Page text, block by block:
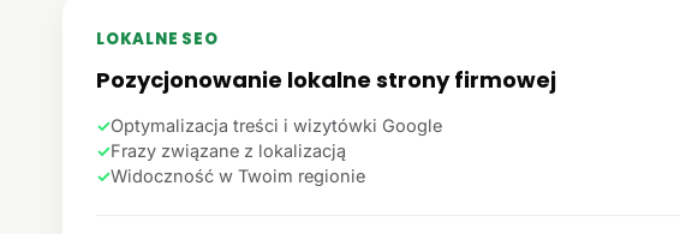
LOKALNE SEO
Pozycjonowanie lokalne strony firmowej
✓Optymalizacja treści i wizytówki Google
✓Frazy związane z lokalizacją
✓Widoczność w Twoim regionie